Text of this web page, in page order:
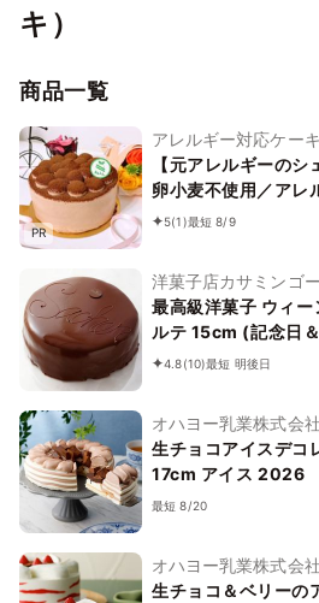
キ）
商品一覧
PR
アレルギー対応ケー
【元アレルギーの
卵小麦不使用／アレ
チョコレートケーキ
5(1)最短 8/9
洋菓子店カサミンゴー
最高級洋菓子 ウィー
ルテ 15cm (記念日
4.8(10)最短 明後日
オハヨー乳業株式会社
生チョコアイスデコ
17cm アイス 2026
最短 8/20
オハヨー乳業株式会社
生チョコ＆ベリーの